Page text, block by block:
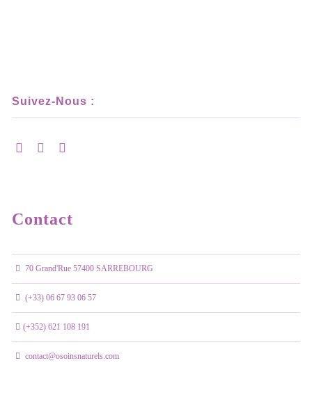
Suivez-Nous :
Contact
70 Grand'Rue 57400 SARREBOURG
(+33) 06 67 93 06 57
(+352) 621 108 191
contact@osoinsnaturels.com